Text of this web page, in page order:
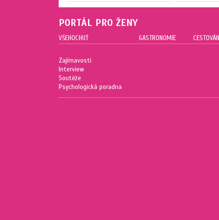
PORTÁL PRO ŽENY
VŠEHOCHUŤ
Zajímavosti
Interview
Soutěže
Psychologická poradna
GASTRONOMIE